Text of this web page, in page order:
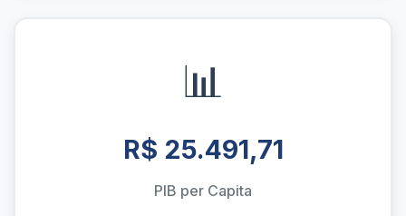
📊
R$ 25.491,71
PIB per Capita